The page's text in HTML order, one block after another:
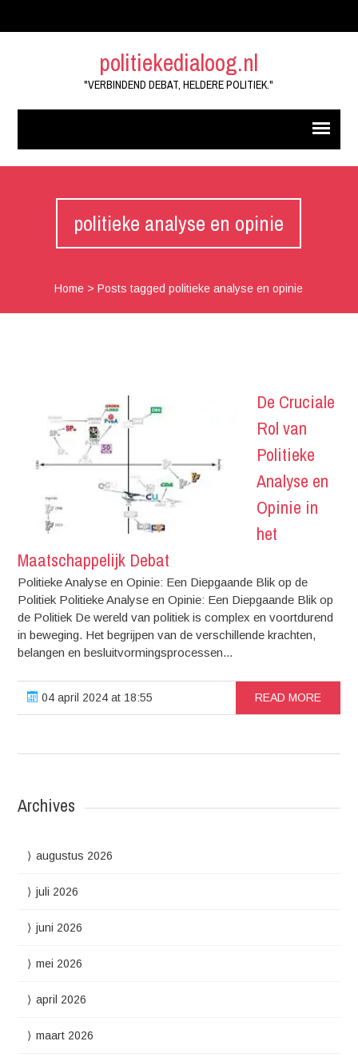
politiekedialoog.nl
"VERBINDEND DEBAT, HELDERE POLITIEK."
politieke analyse en opinie
Home >Posts tagged politieke analyse en opinie
De Cruciale
Rol van
Politieke
Analyse en
Opinie in
het
Maatschappelijk Debat
Politieke Analyse en Opinie: Een Diepgaande Blik op de
Politiek Politieke Analyse en Opinie: Een Diepgaande Blik op
de Politiek De wereld van politiek is complex en voortdurend
in beweging. Het begrijpen van de verschillende krachten,
belangen en besluitvormingsprocessen...
04 april 2024 at 18:55 READ MORE
Archives
augustus 2026
juli 2026
juni 2026
mei 2026
april 2026
maart 2026